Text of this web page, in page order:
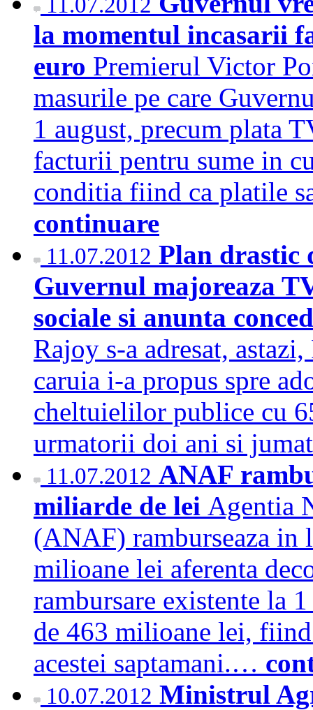
la momentul incasarii
euro Premierul Victor
masurile pe care
1 august, precum plata
facturii pentru sume in
conditia fiind ca platile
continuare
11.07.2012 Plan drastic
Guvernul majoreaza
sociale si anunta
Rajoy s-a adresat,
caruia i-a propus spre
cheltuielilor publice cu
urmatorii doi ani si
11.07.2012 ANAF
miliarde de lei Agentia
(ANAF) ramburseaza in
milioane lei aferenta
rambursare existente la
de 463 milioane lei,
acestei saptamani.…
10.07.2012 Ministrul